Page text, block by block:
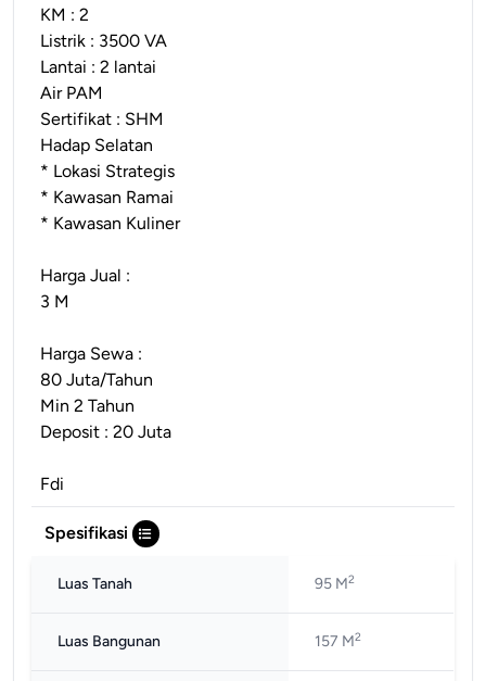
KM : 2
Listrik : 3500 VA
Lantai : 2 lantai
Air PAM
Sertifikat : SHM
Hadap Selatan
* Lokasi Strategis
* Kawasan Ramai
* Kawasan Kuliner
Harga Jual :
3 M
Harga Sewa :
80 Juta/Tahun
Min 2 Tahun
Deposit : 20 Juta
Fdi
Spesifikasi
Luas Tanah 95 M2
Luas Bangunan 157 M2